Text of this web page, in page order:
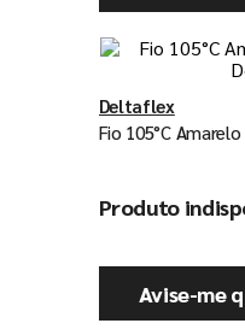
Deltaflex
Fio 105°C
Produto
Avise-me